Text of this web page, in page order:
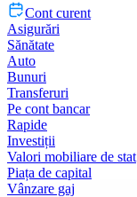
Cont curent
Asigurări
Sănătate
Auto
Bunuri
Transferuri
Pe cont bancar
Rapide
Investiții
Valori mobiliare de stat
Piața de capital
Vânzare gaj